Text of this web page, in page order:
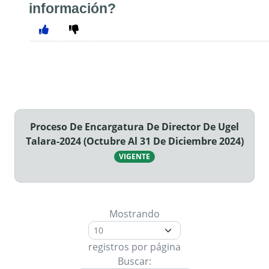
información?
Proceso De Encargatura De Director De Ugel
Talara-2024 (Octubre Al 31 De Diciembre 2024)
VIGENTE
Mostrando
registros por página
Buscar: